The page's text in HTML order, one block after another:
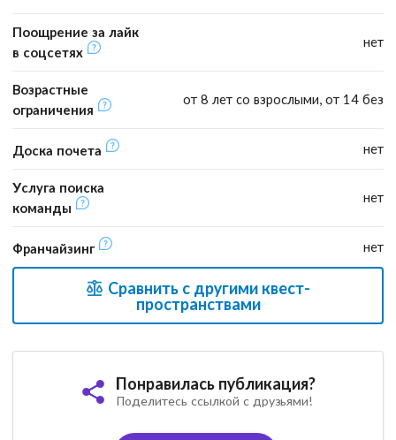
Поощрение за лайк
в соцсетях
нет
Возрастные
ограничения
от 8 лет со взрослыми, от 14 без
Доска почета нет
Услуга поиска
команды
нет
Франчайзинг нет
Сравнить с другими квест-
пространствами
Понравилась публикация?
Поделитесь ссылкой с друзьями!